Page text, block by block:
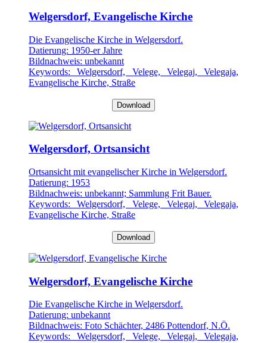
Welgersdorf, Evangelische Kirche
Die Evangelische Kirche in Welgersdorf.
Datierung: 1950-er Jahre
Bildnachweis: unbekannt
Keywords: Welgersdorf, Velege, Velegaj, Velegaja,
Evangelische Kirche, Straße
Download
Welgersdorf, Ortsansicht
Ortsansicht mit evangelischer Kirche in Welgersdorf.
Datierung: 1953
Bildnachweis: unbekannt; Sammlung Frit Bauer.
Keywords: Welgersdorf, Velege, Velegaj, Velegaja,
Evangelische Kirche, Straße
Download
Welgersdorf, Evangelische Kirche
Die Evangelische Kirche in Welgersdorf.
Datierung: unbekannt
Bildnachweis: Foto Schächter, 2486 Pottendorf, N.Ö.
Keywords: Welgersdorf, Velege, Velegaj, Velegaja,